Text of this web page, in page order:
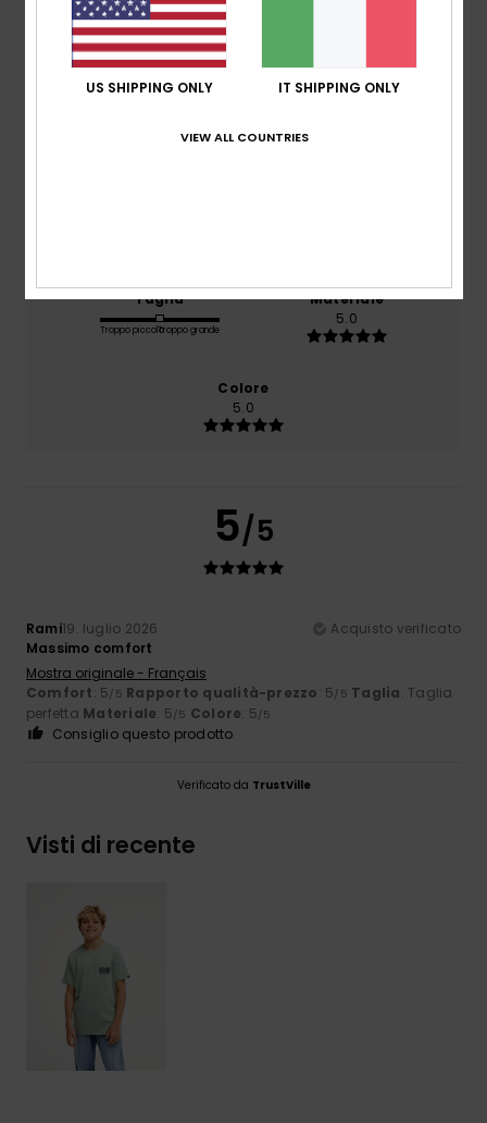
basato su1 recensioni verificate
Il 100% dei nostri clienti consiglia questo prodotto
5.0
Taglia
Troppo piccoloTroppo grande
Materiale
5.0
Colore
5.0
5/5
Rami19. luglio 2026
Acquisto verificato
Massimo comfort
Mostra originale - Français
Comfort: 5/5 Rapporto qualità-prezzo: 5/5 Taglia: Taglia
perfetta Materiale: 5/5 Colore: 5/5
Consiglio questo prodotto
Verificato da TrustVille
Visti di recente
US SHIPPING ONLY IT SHIPPING ONLY
VIEW ALL COUNTRIES